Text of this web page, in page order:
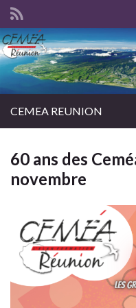
Search for:
CEMEA REUNION
60 ans des
novembre